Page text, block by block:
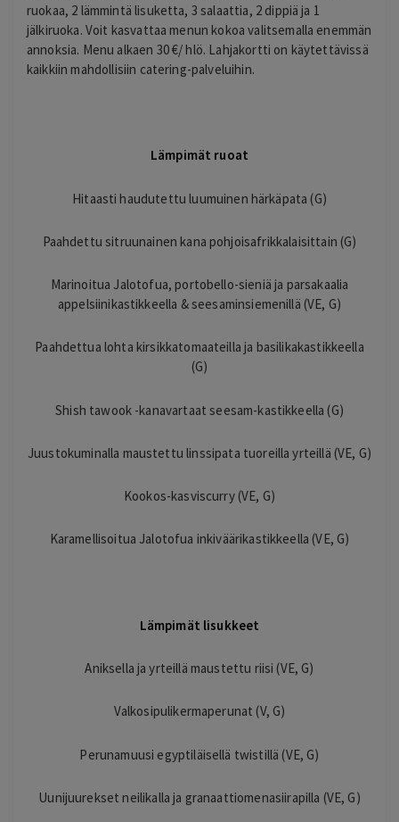
ruokaa, 2 lämmintä lisuketta, 3 salaattia, 2 dippiä ja 1
jälkiruoka. Voit kasvattaa menun kokoa valitsemalla enemmän
annoksia. Menu alkaen 30 €/ hlö. Lahjakortti on käytettävissä
kaikkiin mahdollisiin catering-palveluihin.
Lämpimät ruoat
Hitaasti haudutettu luumuinen härkäpata (G)
Paahdettu sitruunainen kana pohjoisafrikkalaisittain (G)
Marinoitua Jalotofua, portobello-sieniä ja parsakaalia
appelsiinikastikkeella & seesaminsiemenillä (VE, G)
Paahdettua lohta kirsikkatomaateilla ja basilikakastikkeella
(G)
Shish tawook -kanavartaat seesam-kastikkeella (G)
Juustokuminalla maustettu linssipata tuoreilla yrteillä (VE, G)
Kookos-kasviscurry (VE, G)
Karamellisoitua Jalotofua inkiväärikastikkeella (VE, G)
Lämpimät lisukkeet
Aniksella ja yrteillä maustettu riisi (VE, G)
Valkosipulikermaperunat (V, G)
Perunamuusi egyptiläisellä twistillä (VE, G)
Uunijuurekset neilikalla ja granaattiomenasiirapilla (VE, G)